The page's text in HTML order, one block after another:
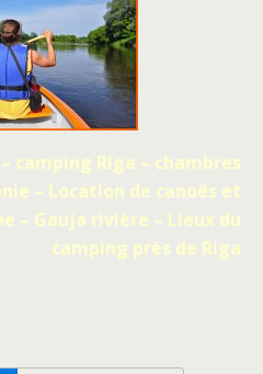
camping Riga – chambres
– Location de canoës et
– Gauja rivière – Lieux du
camping près de Riga